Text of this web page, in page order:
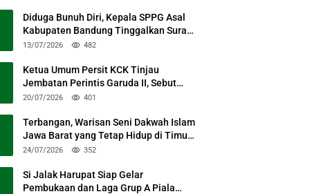
Diduga Bunuh Diri, Kepala SPPG Asal
Kabupaten Bandung Tinggalkan Surat
Permohonan Maaf
13/07/2026 482
Ketua Umum Persit KCK Tinjau
Jembatan Perintis Garuda II, Sebut
Simbol Kebersamaan TNI dan Rakyat
20/07/2026 401
Terbangan, Warisan Seni Dakwah Islam
Jawa Barat yang Tetap Hidup di Timur
Kabupaten Bandung
24/07/2026 352
Si Jalak Harupat Siap Gelar
Pembukaan dan Laga Grup A Piala